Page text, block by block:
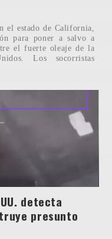
el estado de California,
para poner a salvo a
el fuerte oleaje de la
Los socorristas
detecta
presunto